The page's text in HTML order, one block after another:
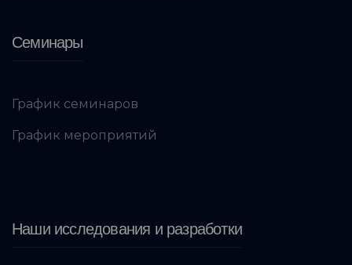
Семинары
График семинаров
График мероприятий
Наши исследования и разработки